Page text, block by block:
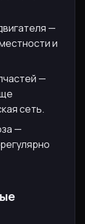
—
и
—
сеть.
—